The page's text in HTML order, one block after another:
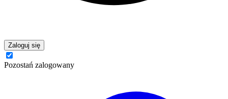
Zaloguj się
Pozostań zalogowany